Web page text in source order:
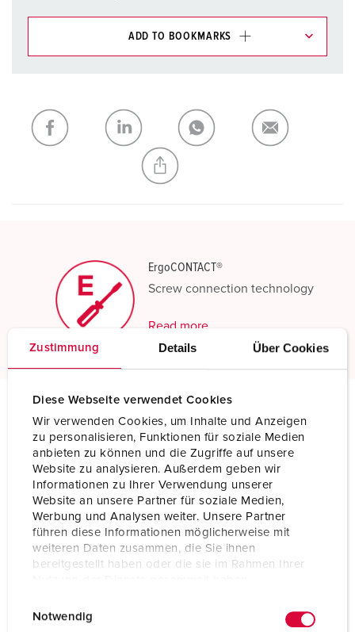
Zustimmung Details Über Cookies
Diese Webseite verwendet Cookies
Wir verwenden Cookies, um Inhalte und Anzeigen
zu personalisieren, Funktionen für soziale Medien
anbieten zu können und die Zugriffe auf unsere
Website zu analysieren. Außerdem geben wir
Informationen zu Ihrer Verwendung unserer
Website an unsere Partner für soziale Medien,
Werbung und Analysen weiter. Unsere Partner
führen diese Informationen möglicherweise mit
weiteren Daten zusammen, die Sie ihnen
bereitgestellt haben oder die sie im Rahmen Ihrer
Notwendig
ADD TO BOOKMARKS
My list ADD
CREATE A NEW LIST
ErgoCONTACT®
Screw connection technology
Read more
Technical specifications
Connector PowerTOP® Plus with ErgoCONTACT 3406
Ampere 16 A
Poles 4 p
Voltage 400 V
Hertz